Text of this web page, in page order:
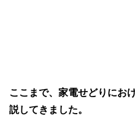
ここまで、家電せどりにお
説してきました。